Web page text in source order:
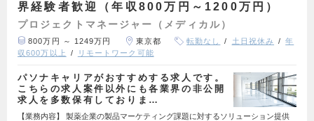
界経験者歓迎（年収800万円～1200万円）
プロジェクトマネージャー（メディカル）
800万円 ～ 1249万円 東京都 転勤なし 土日祝休み
年
収600万以上
リモートワーク可能
パソナキャリアがおすすめする求人です。
こちらの求人案件以外にも各業界の非公開
求人を多数保有しておりま…
【業務内容】 製薬企業の製品マーケティング課題に対するソリューション提供